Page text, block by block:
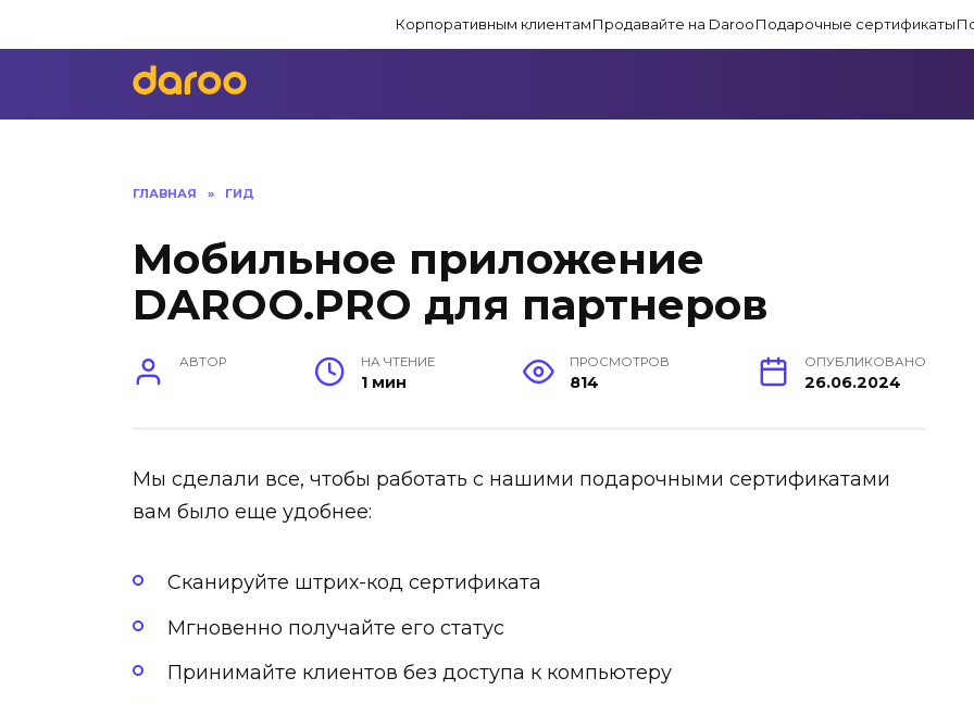
Корпоративным клиентамПродавайте на DarooПодарочные сертификаты
ГЛАВНАЯ » ГИД
Мобильное приложение
DAROO.PRO для партнеров
АВТОР НА ЧТЕНИЕ
1 мин
ПРОСМОТРОВ
814
ОПУБЛИКОВАНО
26.06.2024
Мы сделали все, чтобы работать с нашими подарочными сертификатами
вам было еще удобнее:
Сканируйте штрих-код сертификата
Мгновенно получайте его статус
Принимайте клиентов без доступа к компьютеру